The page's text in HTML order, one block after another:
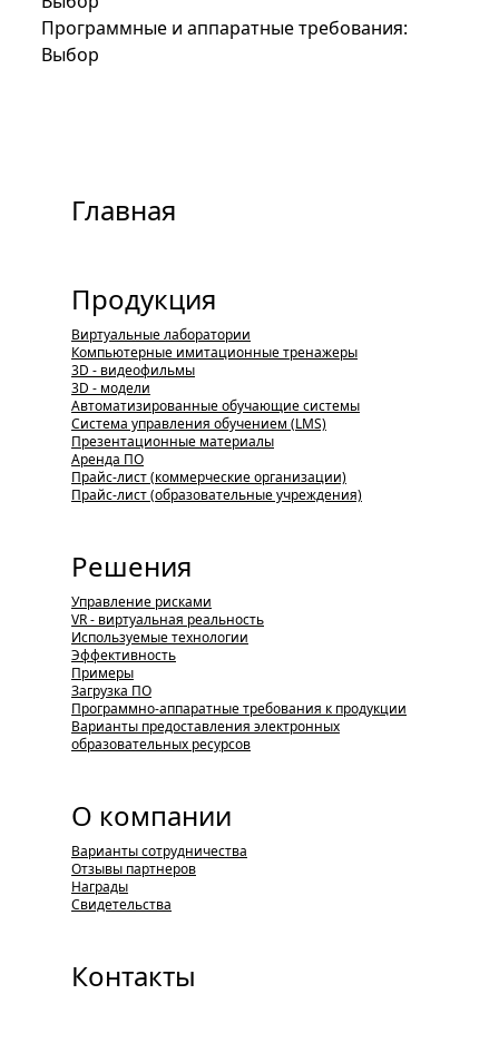
Программные и аппаратные требования:
Выбор
Главная
Продукция
Виртуальные лаборатории
Компьютерные имитационные тренажеры
3D - видеофильмы
3D - модели
Автоматизированные обучающие системы
Система управления обучением (LMS)
Презентационные материалы
Аренда ПО
Прайс-лист (коммерческие организации)
Прайс-лист (образовательные учреждения)
Решения
Управление рисками
VR - виртуальная реальность
Используемые технологии
Эффективность
Примеры
Загрузка ПО
Программно-аппаратные требования к продукции
Варианты предоставления электронных
образовательных ресурсов
О компании
Варианты сотрудничества
Отзывы партнеров
Награды
Свидетельства
Контакты